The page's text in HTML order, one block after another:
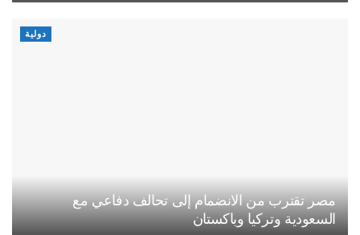
دولية
مصر تقترب من الانضمام إلى تحالف دفاعي مع
السعودية وتركيا وباكستان